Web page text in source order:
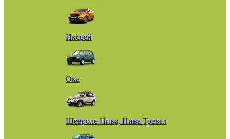
Иксрей
Ока
Шевроле Нива, Нива Тревел